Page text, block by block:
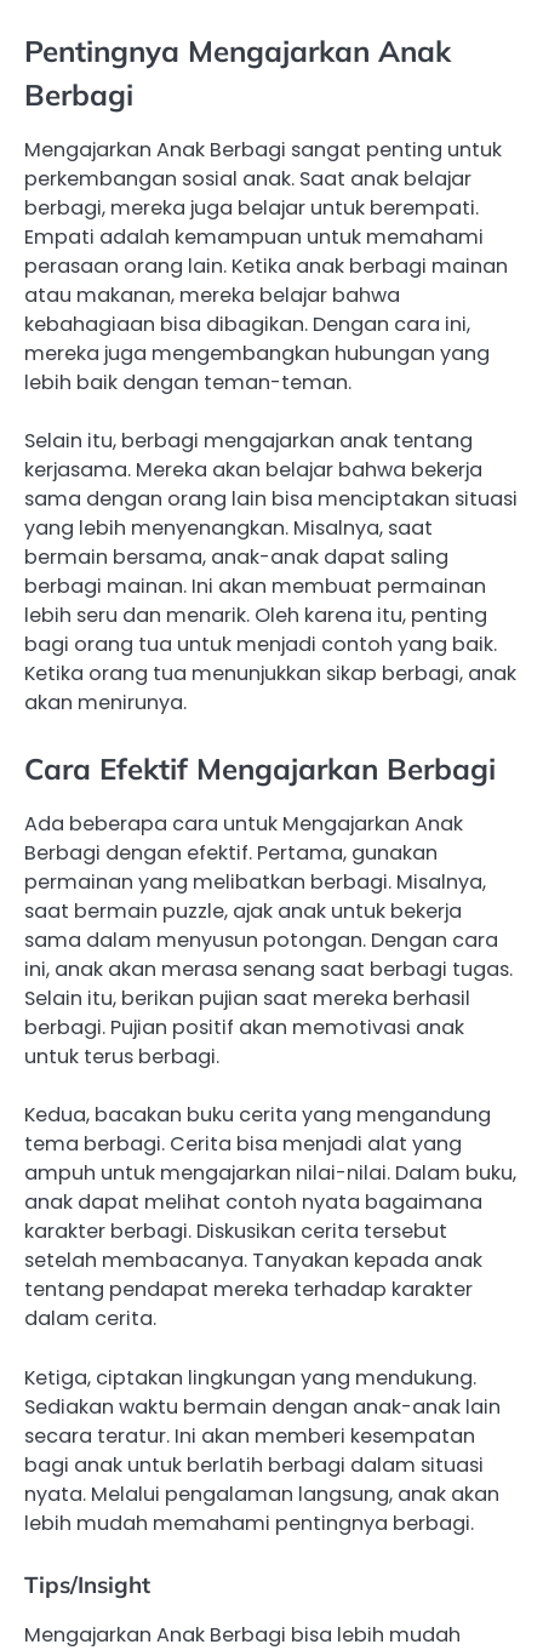
Pentingnya Mengajarkan Anak
Berbagi
Mengajarkan Anak Berbagi sangat penting untuk
perkembangan sosial anak. Saat anak belajar
berbagi, mereka juga belajar untuk berempati.
Empati adalah kemampuan untuk memahami
perasaan orang lain. Ketika anak berbagi mainan
atau makanan, mereka belajar bahwa
kebahagiaan bisa dibagikan. Dengan cara ini,
mereka juga mengembangkan hubungan yang
lebih baik dengan teman-teman.
Selain itu, berbagi mengajarkan anak tentang
kerjasama. Mereka akan belajar bahwa bekerja
sama dengan orang lain bisa menciptakan situasi
yang lebih menyenangkan. Misalnya, saat
bermain bersama, anak-anak dapat saling
berbagi mainan. Ini akan membuat permainan
lebih seru dan menarik. Oleh karena itu, penting
bagi orang tua untuk menjadi contoh yang baik.
Ketika orang tua menunjukkan sikap berbagi, anak
akan menirunya.
Cara Efektif Mengajarkan Berbagi
Ada beberapa cara untuk Mengajarkan Anak
Berbagi dengan efektif. Pertama, gunakan
permainan yang melibatkan berbagi. Misalnya,
saat bermain puzzle, ajak anak untuk bekerja
sama dalam menyusun potongan. Dengan cara
ini, anak akan merasa senang saat berbagi tugas.
Selain itu, berikan pujian saat mereka berhasil
berbagi. Pujian positif akan memotivasi anak
untuk terus berbagi.
Kedua, bacakan buku cerita yang mengandung
tema berbagi. Cerita bisa menjadi alat yang
ampuh untuk mengajarkan nilai-nilai. Dalam buku,
anak dapat melihat contoh nyata bagaimana
karakter berbagi. Diskusikan cerita tersebut
setelah membacanya. Tanyakan kepada anak
tentang pendapat mereka terhadap karakter
dalam cerita.
Ketiga, ciptakan lingkungan yang mendukung.
Sediakan waktu bermain dengan anak-anak lain
secara teratur. Ini akan memberi kesempatan
bagi anak untuk berlatih berbagi dalam situasi
nyata. Melalui pengalaman langsung, anak akan
lebih mudah memahami pentingnya berbagi.
Tips/Insight
Mengajarkan Anak Berbagi bisa lebih mudah